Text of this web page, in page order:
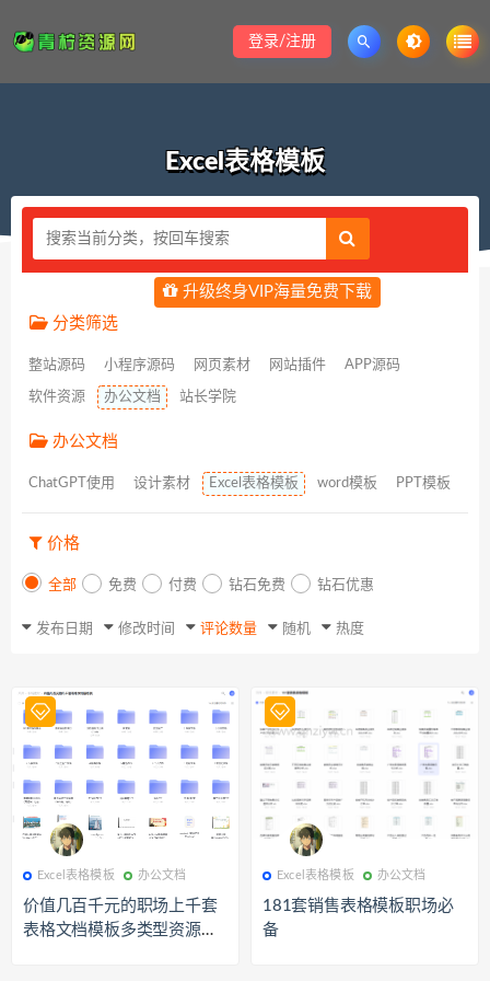
登录/注册
Excel表格模板
升级终身VIP海量免费下载
分类筛选
整站源码 小程序源码 网页素材 网站插件 APP源码
软件资源 办公文档 站长学院
办公文档
ChatGPT使用 设计素材 Excel表格模板 word模板 PPT模板
价格
全部 免费 付费 钻石免费 钻石优惠
发布日期 修改时间 评论数量 随机 热度
Excel表格模板
Excel表格模板 办公文档
价值几百千元的职场上千套
表格文档模板多类型资源打
Excel表格模板
Excel表格模板 办公文档
181套销售表格模板职场必
备